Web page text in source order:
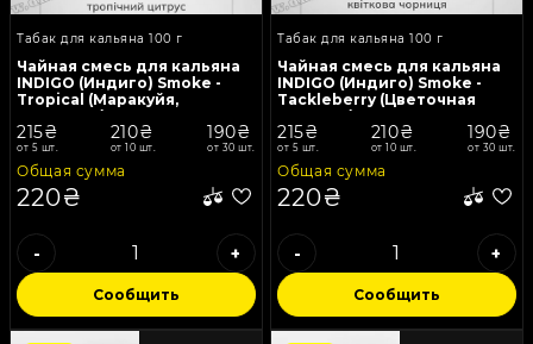
Табак для кальяна 100 г
Чайная смесь для кальяна
INDIGO (Индиго) Smoke -
Tropical (Маракуйя,
Апельсин) 100г
215₴
от 5 шт.
210₴
от 10 шт.
190₴
от 30 шт.
Общая сумма
220₴
- +
Сообщить
Табак для кальяна 100 г
Чайная смесь для кальяна
INDIGO (Индиго) Smoke -
Tackleberry (Цветочная
черника) 100г
215₴
от 5 шт.
210₴
от 10 шт.
190₴
от 30 шт.
Общая сумма
220₴
- +
Сообщить